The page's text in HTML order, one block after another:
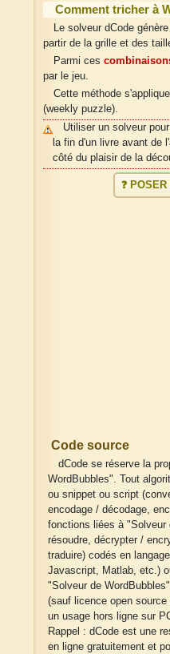
Comment tricher à
Le solveur dCode
partir de la grille et des
Parmi ces
par le jeu.
Cette méthode
(weekly puzzle).
Utiliser un solveur
la fin d'un livre avant de
côté du plaisir de la
❓
Code source
dCode se réserve la
WordBubbles". Tout
ou snippet ou script
encodage / décodage,
fonctions liées à "Solveur
résoudre, décrypter /
traduire) codés en
Javascript, Matlab, etc.)
"Solveur de
(sauf licence open
un usage hors ligne sur
Rappel : dCode est une
en ligne gratuitement et